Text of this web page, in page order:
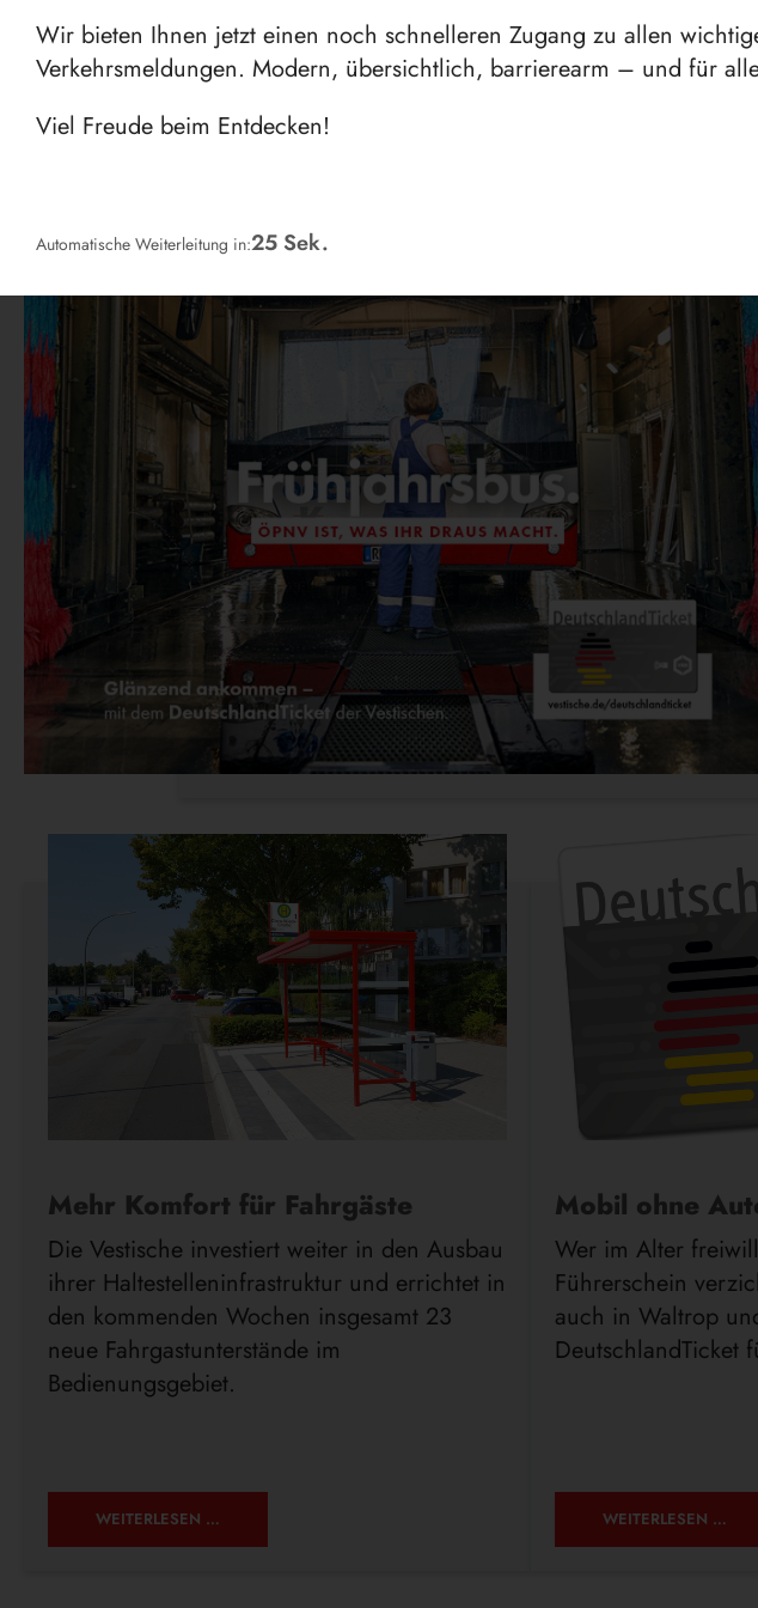
Mehr Komfort für Fahrgäste
Die Vestische investiert weiter in den Ausbau
ihrer Haltestelleninfrastruktur und errichtet in
den kommenden Wochen insgesamt 23
neue Fahrgastunterstände im
Bedienungsgebiet.
WEITERLESEN …
Mobil ohne
Wer im Alter
Führerschein
auch in Waltrop
DeutschlandTicket
WEITERLESEN …
Wir bieten Ihnen jetzt einen noch schnelleren Zugang zu allen
Verkehrsmeldungen. Modern, übersichtlich, barrierearm – und für
Viel Freude beim Entdecken!
Automatische Weiterleitung in:24 Sek.